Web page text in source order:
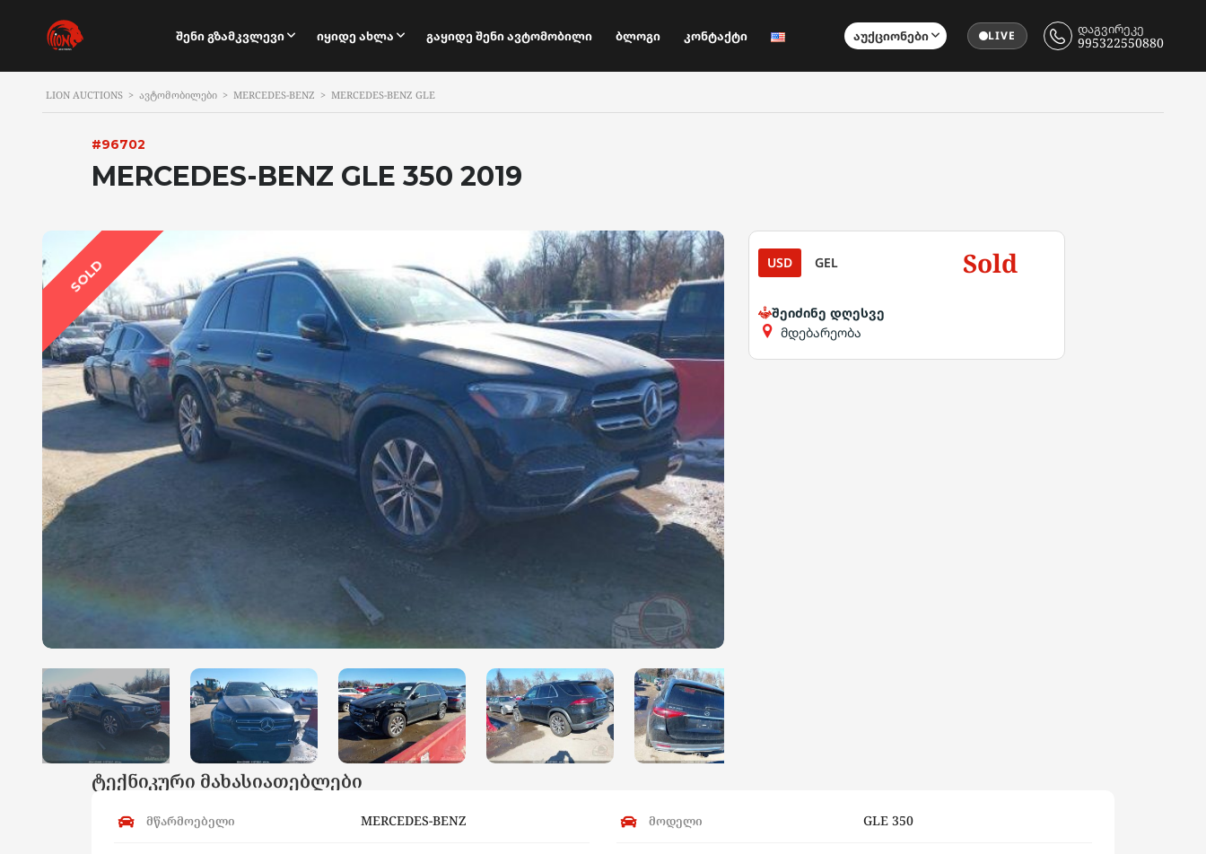
Შენი Გზამკვლევი Იყიდე Ახლა Გაყიდე Შენი Ავტომობილი Ბლოგი Კონტაქტი Აუქციონები LIVE დაგვირეკე
995322550880
LION AUCTIONS > ᲐᲕᲢᲝᲛᲝᲑᲘᲚᲔᲑᲘ > MERCEDES-BENZ > MERCEDES-BENZ GLE
#96702
MERCEDES-BENZ GLE 350 2019
SOLD USD GEL Sold
შეიძინე დღესვე
მდებარეობა
ტექნიკური მახასიათებლები
მწარმოებელი MERCEDES-BENZ მოდელი GLE 350